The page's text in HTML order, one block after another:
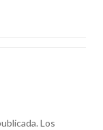
Los